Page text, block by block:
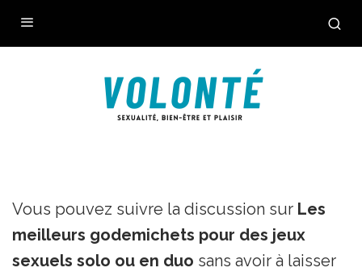
Vous pouvez suivre la discussion sur Les
meilleurs godemichets pour des jeux
sexuels solo ou en duo sans avoir à laisser